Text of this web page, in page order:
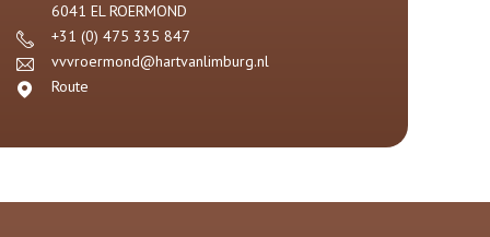
6041 EL ROERMOND
+31 (0) 475 335 847
vvvroermond@hartvanlimburg.nl
Route